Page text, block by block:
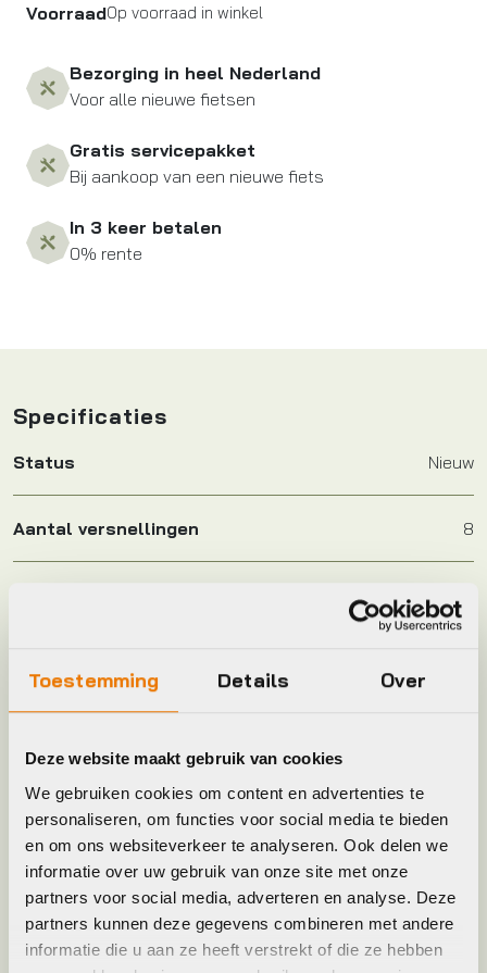
Toestemming Details Over
Deze website maakt gebruik van cookies
We gebruiken cookies om content en advertenties te
personaliseren, om functies voor social media te bieden
en om ons websiteverkeer te analyseren. Ook delen we
informatie over uw gebruik van onze site met onze
partners voor social media, adverteren en analyse. Deze
partners kunnen deze gegevens combineren met andere
informatie die u aan ze heeft verstrekt of die ze hebben
VoorraadOp voorraad in winkel
Bezorging in heel Nederland
Voor alle nieuwe fietsen
Gratis servicepakket
Bij aankoop van een nieuwe fiets
In 3 keer betalen
0% rente
Specificaties
Status Nieuw
Aantal versnellingen 8
Keyword
Op voorraad bij leverancier
Materiaal ALUMINIUM